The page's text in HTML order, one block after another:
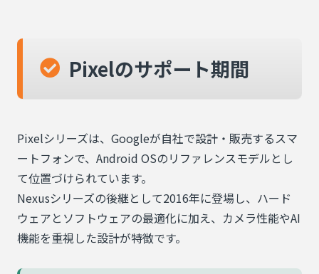
Pixelのサポート期間
Pixelシリーズは、Googleが自社で設計・販売するスマ
ートフォンで、Android OSのリファレンスモデルとし
て位置づけられています。
Nexusシリーズの後継として2016年に登場し、ハード
ウェアとソフトウェアの最適化に加え、カメラ性能やAI
機能を重視した設計が特徴です。